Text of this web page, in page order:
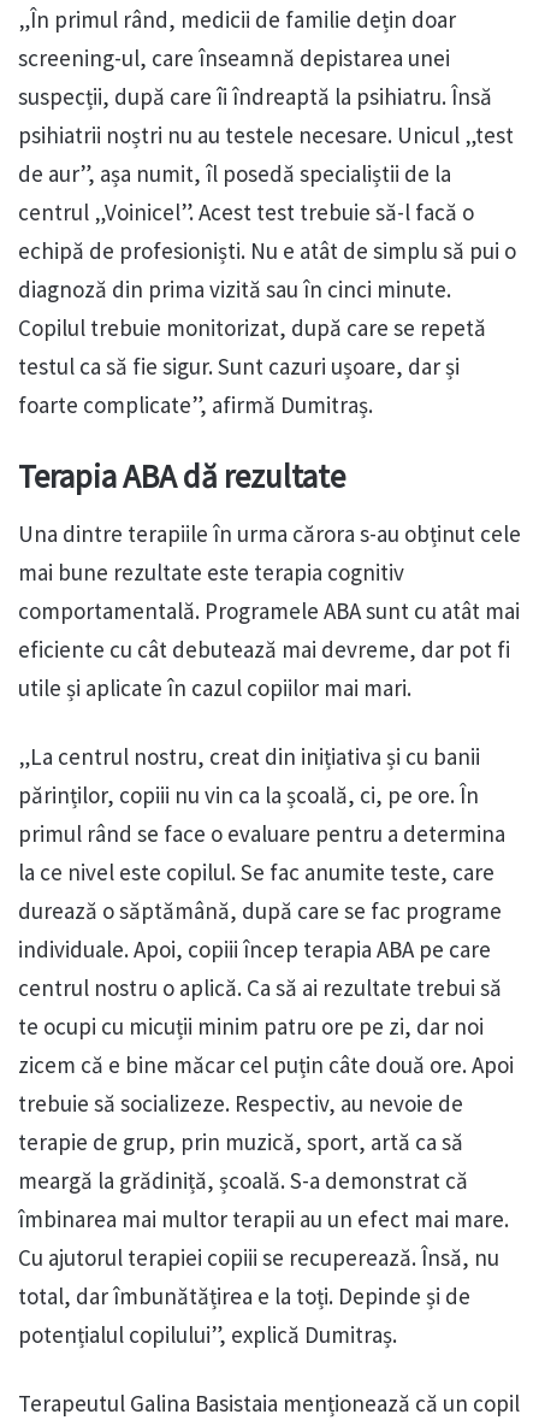
„În primul rând, medicii de familie dețin doar
screening-ul, care înseamnă depistarea unei
suspecții, după care îi îndreaptă la psihiatru. Însă
psihiatrii noștri nu au testele necesare. Unicul „test
de aur”, așa numit, îl posedă specialiștii de la
centrul „Voinicel”. Acest test trebuie să-l facă o
echipă de profesioniști. Nu e atât de simplu să pui o
diagnoză din prima vizită sau în cinci minute.
Copilul trebuie monitorizat, după care se repetă
testul ca să fie sigur. Sunt cazuri ușoare, dar și
foarte complicate”, afirmă Dumitraș.
Terapia ABA dă rezultate
Una dintre terapiile în urma cărora s-au obținut cele
mai bune rezultate este terapia cognitiv
comportamentală. Programele ABA sunt cu atât mai
eficiente cu cât debutează mai devreme, dar pot fi
utile și aplicate în cazul copiilor mai mari.
„La centrul nostru, creat din inițiativa și cu banii
părinților, copiii nu vin ca la școală, ci, pe ore. În
primul rând se face o evaluare pentru a determina
la ce nivel este copilul. Se fac anumite teste, care
durează o săptămână, după care se fac programe
individuale. Apoi, copiii încep terapia ABA pe care
centrul nostru o aplică. Ca să ai rezultate trebui să
te ocupi cu micuții minim patru ore pe zi, dar noi
zicem că e bine măcar cel puțin câte două ore. Apoi
trebuie să socializeze. Respectiv, au nevoie de
terapie de grup, prin muzică, sport, artă ca să
meargă la grădiniță, școală. S-a demonstrat că
îmbinarea mai multor terapii au un efect mai mare.
Cu ajutorul terapiei copiii se recuperează. Însă, nu
total, dar îmbunătățirea e la toți. Depinde și de
potențialul copilului”, explică Dumitraș.
Terapeutul Galina Basistaia menționează că un copil